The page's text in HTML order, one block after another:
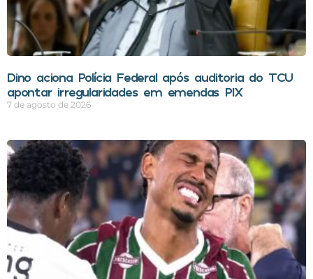
Dino aciona Polícia Federal após auditoria do TCU
apontar irregularidades em emendas PIX
7 de agosto de 2026